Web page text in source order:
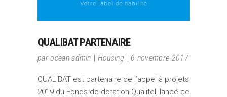
QUALIBAT PARTENAIRE
parocean-admin Housing 6 novembre 2017
QUALIBAT est partenaire de l’appel à projets
2019 du Fonds de dotation Qualitel, lancé ce